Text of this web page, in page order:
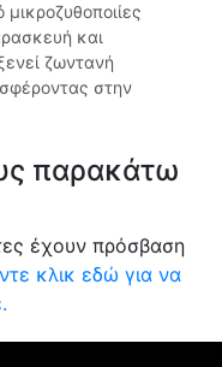
και
ζωντανή
στην
παρακάτω
έχουν πρόσβαση
κλικ εδώ για να